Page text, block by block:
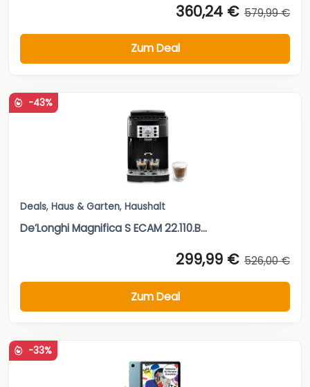
360,24 € 579,99 €
Zum Deal
-43%
Deals, Haus & Garten, Haushalt
De’Longhi Magnifica S ECAM 22.110.B...
299,99 € 526,00 €
Zum Deal
-33%